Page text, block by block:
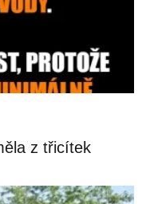
z třicítek